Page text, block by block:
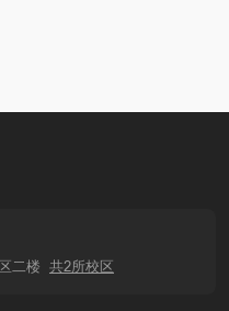
二楼 共2所校区